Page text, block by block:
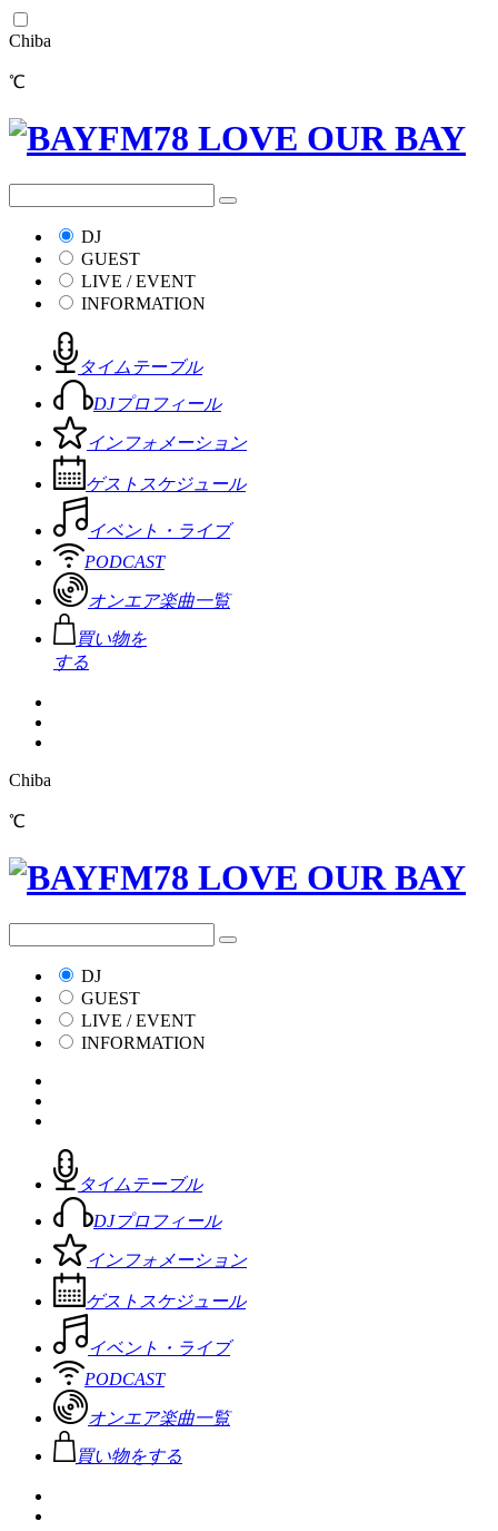
Chiba
℃
DJ
GUEST
LIVE / EVENT
INFORMATION
タイムテーブル
DJプロフィール
インフォメーション
ゲストスケジュール
イベント・ライブ
PODCAST
オンエア楽曲一覧
買い物を
する
Chiba
℃
DJ
GUEST
LIVE / EVENT
INFORMATION
タイムテーブル
DJプロフィール
インフォメーション
ゲストスケジュール
イベント・ライブ
PODCAST
オンエア楽曲一覧
買い物をする